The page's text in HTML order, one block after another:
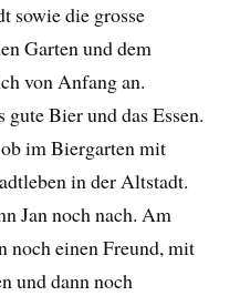
sowie die grosse
Garten und dem
von Anfang an.
Bier und das Essen.
im Biergarten mit
in der Altstadt.
Jan noch nach. Am
noch einen Freund, mit
und dann noch